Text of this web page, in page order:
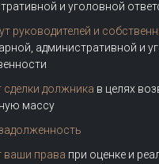
и уголовной
руководителей и
административной и
сделки должника в целях
массу
ваши права при оценке и